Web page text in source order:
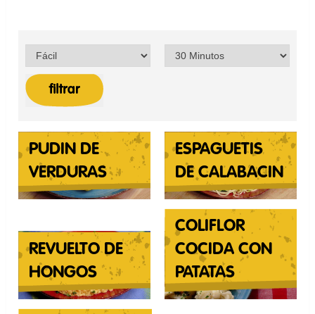
PUDIN DE
VERDURAS
ESPAGUETIS
DE CALABACIN
REVUELTO DE
HONGOS
COLIFLOR
COCIDA CON
PATATAS